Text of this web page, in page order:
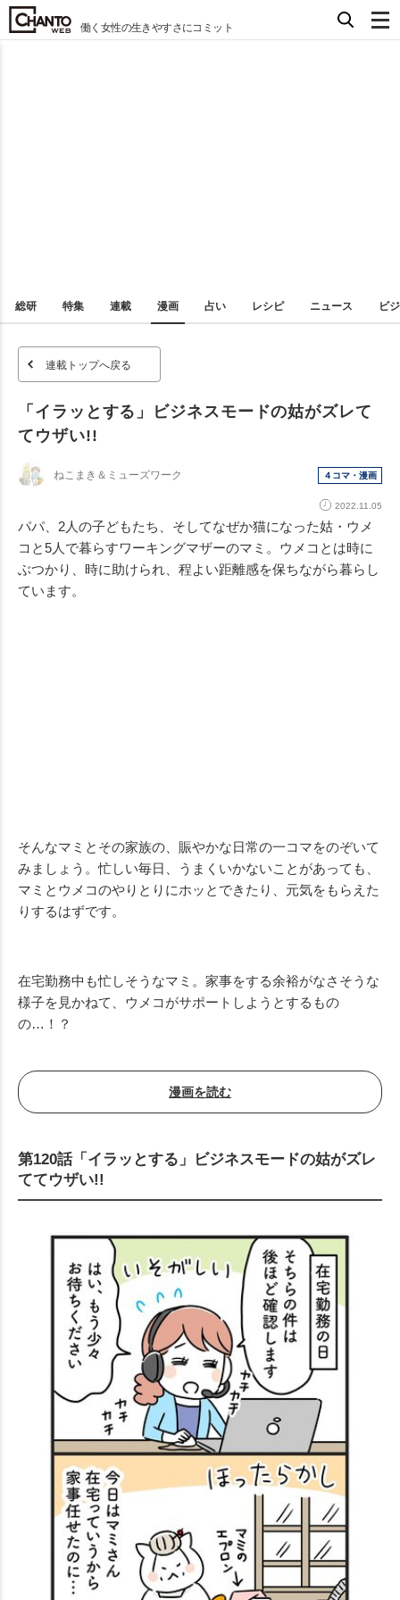
働く女性の生きやすさにコミット
総研 特集 連載 漫画 占い レシピ ニュース ビ
連載トップへ戻る
「イラッとする」ビジネスモードの姑がズレて
てウザい!!
ねこまき＆ミューズワーク ４コマ・漫画
2022.11.05
パパ、2人の子どもたち、そしてなぜか猫になった姑・ウメ
コと5人で暮らすワーキングマザーのマミ。ウメコとは時に
ぶつかり、時に助けられ、程よい距離感を保ちながら暮らし
ています。
そんなマミとその家族の、賑やかな日常の一コマをのぞいて
みましょう。忙しい毎日、うまくいかないことがあっても、
マミとウメコのやりとりにホッとできたり、元気をもらえた
りするはずです。
在宅勤務中も忙しそうなマミ。家事をする余裕がなさそうな
様子を見かねて、ウメコがサポートしようとするもの
の…！？
漫画を読む
第120話「イラッとする」ビジネスモードの姑がズレ
ててウザい!!